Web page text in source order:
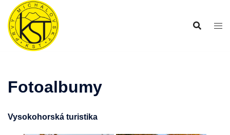
Preskočiť
obsah
Fotoalbumy
Vysokohorská turistika